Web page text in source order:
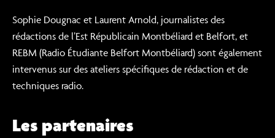
Sophie Dougnac et Laurent Arnold, journalistes des
rédactions de l’Est Républicain Montbéliard et Belfort, et
REBM (Radio Étudiante Belfort Montbéliard) sont également
intervenus sur des ateliers spécifiques de rédaction et de
techniques radio.
Les partenaires